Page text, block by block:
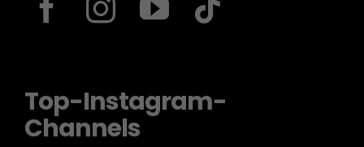
Top-Instagram-
Channels